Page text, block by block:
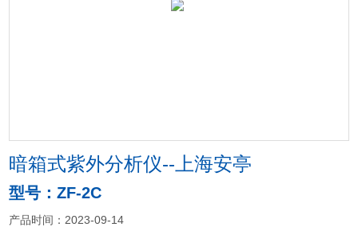
暗箱式紫外分析仪--上海安亭
型号：ZF-2C
产品时间：2023-09-14